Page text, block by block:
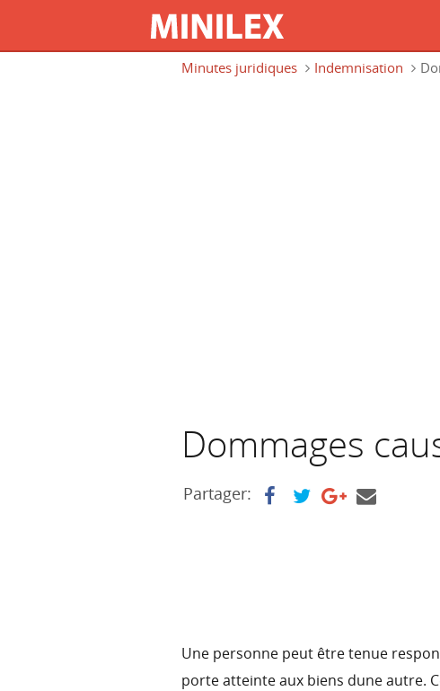
Aller au contenu principal
Minutes juridiques Indemnisation
Dommages
Partager:
Une personne peut être tenue
porte atteinte aux biens dune autre.